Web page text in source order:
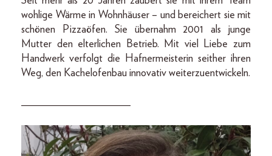
wohlige Wärme in Wohnhäuser – und bereichert sie mit
schönen Pizzaöfen. Sie übernahm 2001 als junge
Mutter den elterlichen Betrieb. Mit viel Liebe zum
Handwerk verfolgt die Hafnermeisterin seither ihren
Weg, den Kachelofenbau innovativ weiterzuentwickeln.